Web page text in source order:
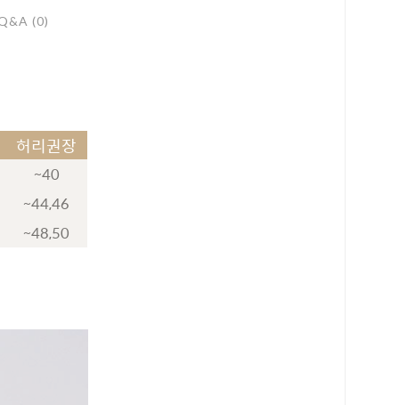
(0)
허리권장
~40
~44,46
~48,50